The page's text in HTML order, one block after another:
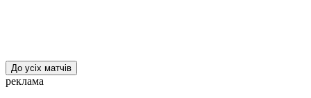
До усіх матчів
реклама